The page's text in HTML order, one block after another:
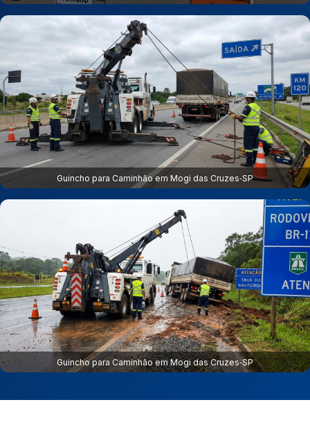
Guincho para Caminhão em Mogi das Cruzes‑SP
Guincho para Caminhão em Mogi das Cruzes‑SP